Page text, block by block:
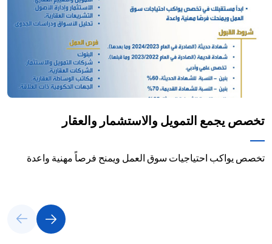
تخصص يجمع التمويل والاستشمار والعقار
تخصص يواكب احتياجيات سوق العمل ويمنح فرصاً مهنية واعدة